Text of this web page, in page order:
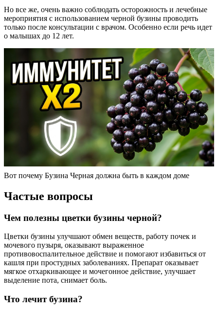
Но все же, очень важно соблюдать осторожность и лечебные
мероприятия с использованием черной бузины проводить
только после консультации с врачом. Особенно если речь идет
о малышах до 12 лет.
Вот почему Бузина Черная должна быть в каждом доме
Частые вопросы
Чем полезны цветки бузины черной?
Цветки бузины улучшают обмен веществ, работу почек и
мочевого пузыря, оказывают выраженное
противовоспалительное действие и помогают избавиться от
кашля при простудных заболеваниях. Препарат оказывает
мягкое отхаркивающее и мочегонное действие, улучшает
выделение пота, снимает боль.
Что лечит бузина?